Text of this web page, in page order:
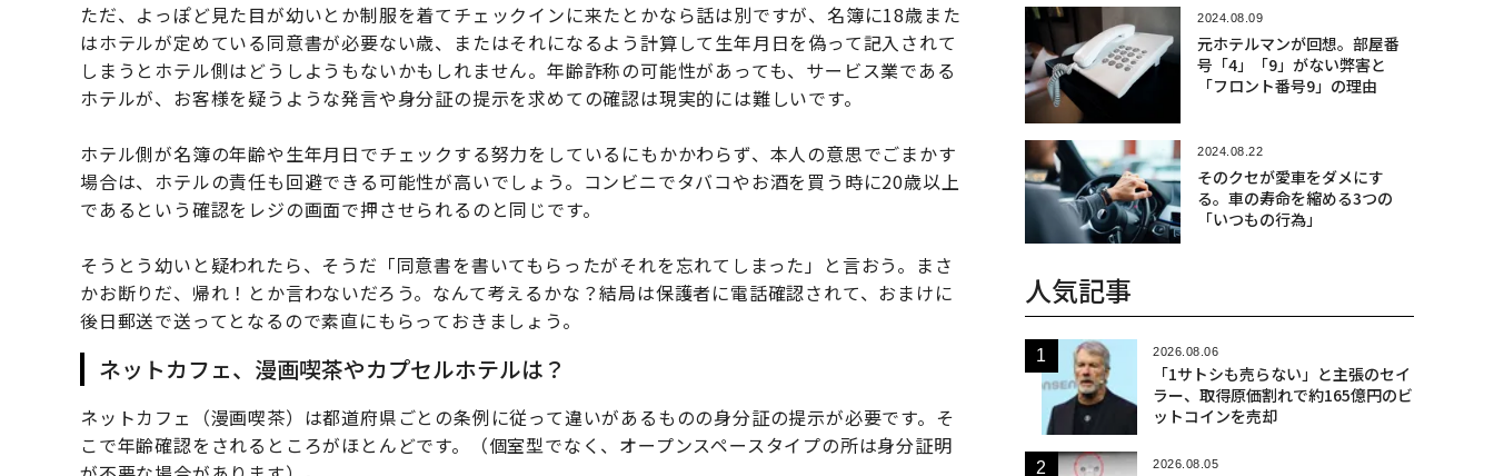
ただ、よっぽど見た目が幼いとか制服を着てチェックインに来たとかなら話は別ですが、名簿に18歳また
はホテルが定めている同意書が必要ない歳、またはそれになるよう計算して生年月日を偽って記入されて
しまうとホテル側はどうしようもないかもしれません。年齢詐称の可能性があっても、サービス業である
ホテルが、お客様を疑うような発言や身分証の提示を求めての確認は現実的には難しいです。
ホテル側が名簿の年齢や生年月日でチェックする努力をしているにもかかわらず、本人の意思でごまかす
場合は、ホテルの責任も回避できる可能性が高いでしょう。コンビニでタバコやお酒を買う時に20歳以上
であるという確認をレジの画面で押させられるのと同じです。
そうとう幼いと疑われたら、そうだ「同意書を書いてもらったがそれを忘れてしまった」と言おう。まさ
かお断りだ、帰れ！とか言わないだろう。なんて考えるかな？結局は保護者に電話確認されて、おまけに
後日郵送で送ってとなるので素直にもらっておきましょう。
ネットカフェ、漫画喫茶やカプセルホテルは？
ネットカフェ（漫画喫茶）は都道府県ごとの条例に従って違いがあるものの身分証の提示が必要です。そ
こで年齢確認をされるところがほとんどです。（個室型でなく、オープンスペースタイプの所は身分証明
2024.08.09
元ホテルマンが回想。部屋番
号「4」「9」がない弊害と
「フロント番号9」の理由
2024.08.22
そのクセが愛車をダメにす
る。車の寿命を縮める3つの
「いつもの行為」
人気記事
2026.08.06
「1サトシも売らない」と主張のセイ
ラー、取得原価割れで約165億円のビ
ットコインを売却
2026.08.05